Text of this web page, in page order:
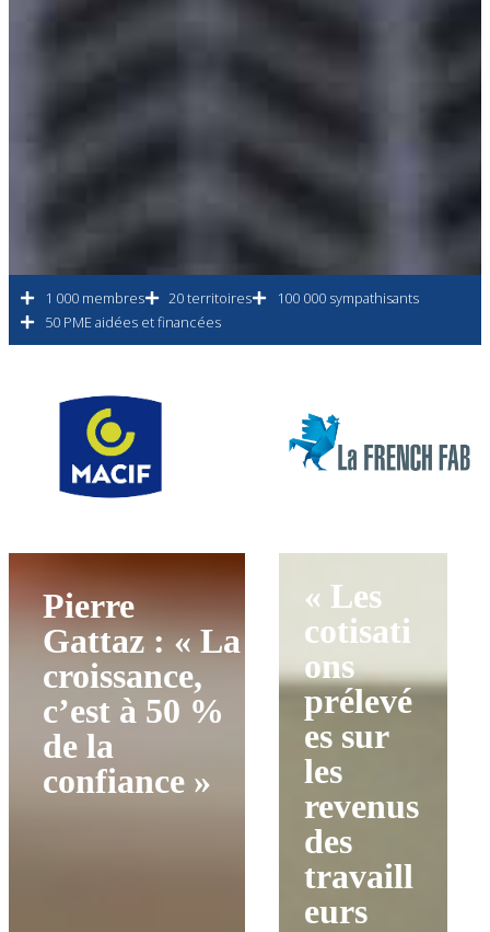
1 000 membres 20 territoires
100 000 sympathisants
50 PME aidées et financées
Pierre
Gattaz : « La
croissance,
c’est à 50 %
de la
confiance »
« Les
cotisati
ons
prélevé
es sur
les
revenus
des
travaill
eurs